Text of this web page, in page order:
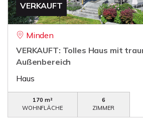
VERKAUFT
Minden
VERKAUFT: Tolles Haus mit
Außenbereich
Haus
170 m²
WOHNFLÄCHE
6
ZIMMER